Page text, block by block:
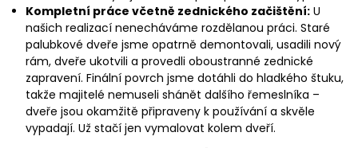
Kompletní práce včetně zednického začištění: U
našich realizací nenecháváme rozdělanou práci. Staré
palubkové dveře jsme opatrně demontovali, usadili nový
rám, dveře ukotvili a provedli oboustranné zednické
zapravení. Finální povrch jsme dotáhli do hladkého štuku,
takže majitelé nemuseli shánět dalšího řemeslníka –
dveře jsou okamžitě připraveny k používání a skvěle
vypadají. Už stačí jen vymalovat kolem dveří.